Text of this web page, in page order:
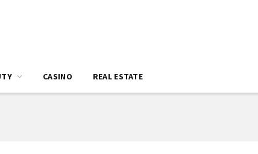
CASINO REAL ESTATE